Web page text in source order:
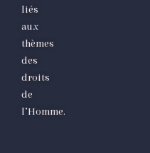
liés
aux
thèmes
des
droits
de
l’Homme.